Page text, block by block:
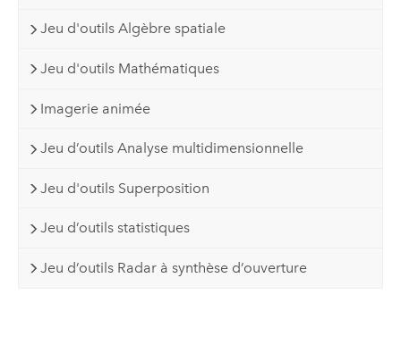
Jeu d'outils Algèbre spatiale
Jeu d'outils Mathématiques
Imagerie animée
Jeu d’outils Analyse multidimensionnelle
Jeu d'outils Superposition
Jeu d’outils statistiques
Jeu d’outils Radar à synthèse d’ouverture